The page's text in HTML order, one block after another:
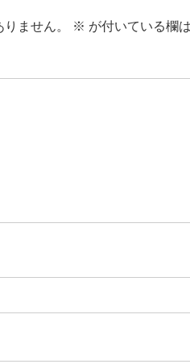
ません。 ※ が付いている欄